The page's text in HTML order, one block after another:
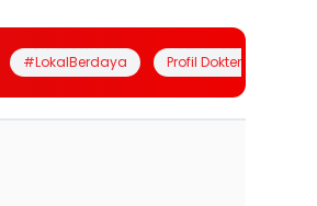
#LokalBerdaya Profil Dokter